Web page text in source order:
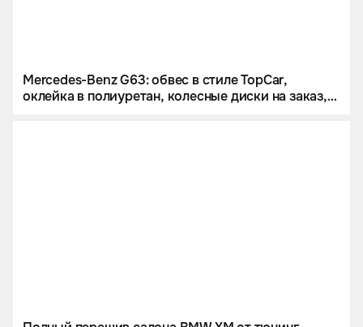
Mercedes-Benz G63: обвес в стиле TopCar,
оклейка в полиуретан, колесные диски на заказ,